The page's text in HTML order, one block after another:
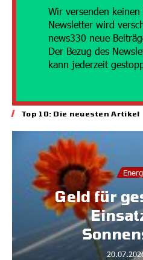
Wir versenden keinen
Newsletter wird
news330 neue
Der Bezug des
kann jederzeit
Top 10: Die neuesten Artikel
Geld für